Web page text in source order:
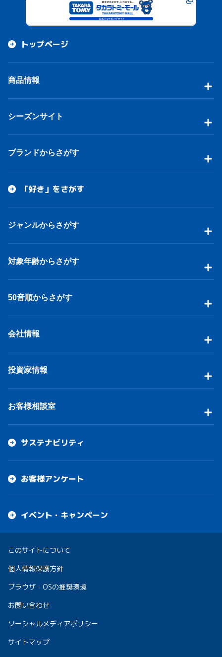
トップページ
商品情報
シーズンサイト
ブランドからさがす
「好き」をさがす
ジャンルからさがす
対象年齢からさがす
50音順からさがす
会社情報
投資家情報
お客様相談室
サステナビリティ
お客様アンケート
イベント・キャンペーン
このサイトについて
個人情報保護方針
ブラウザ・OSの推奨環境
お問い合わせ
ソーシャルメディアポリシー
サイトマップ